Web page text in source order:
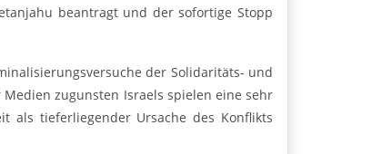
beantragt und der sofortige Stopp
der Solidaritäts- und
zugunsten Israels spielen eine sehr
als tieferliegender Ursache des Konflikts